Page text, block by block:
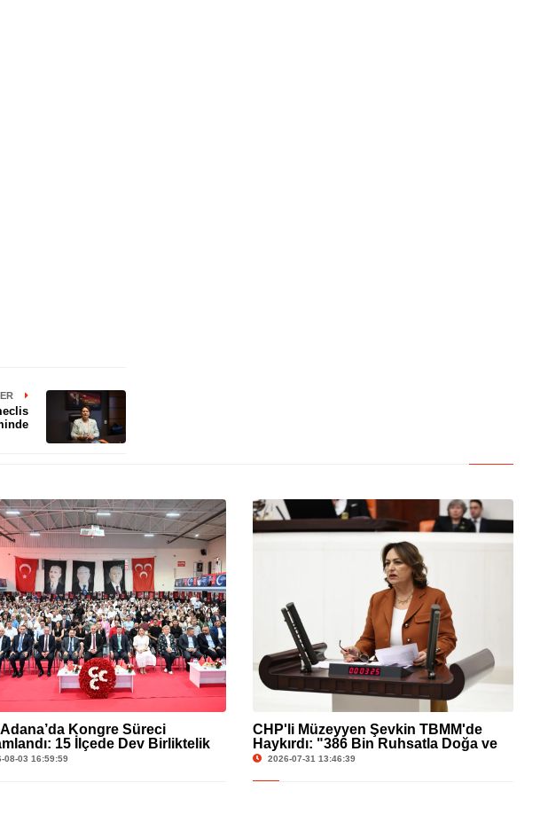
Adana’da Kongre Süreci
15 İlçede Dev Birliktelik
08-03 16:59:59
CHP'li Müzeyyen Şevkin TBMM'de
Haykırdı: "386 Bin Ruhsatla Doğa ve
Tarım Yağma Altında!"
2026-07-31 13:46:39